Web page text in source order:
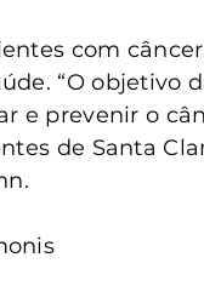
com
“O objetivo
e prevenir o
de Santa